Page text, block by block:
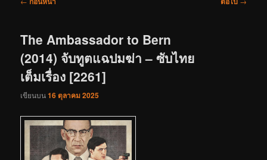
The Ambassador to Bern
(2014) จับทูตแฉปมฆ่า – ซับไทย
เต็มเรื่อง [2261]
เขียนบน16 ตุลาคม 2025